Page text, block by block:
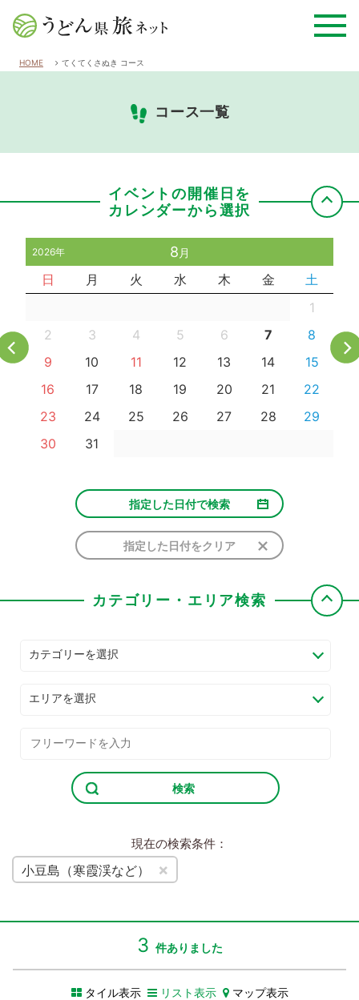
HOME てくてくさぬき コース
コース一覧
イベントの開催日を
カレンダーから選択
2026年 8 月
日 月 火 水 木 金
土
1
2
3 4 5 6 7
8
9
10 11 12 13 14
15
16
17 18 19 20 21
22
23
24 25 26 27 28
29
30
31
指定した日付で検索
指定した日付をクリア
カテゴリー・エリア検索
カテゴリーを選択
エリアを選択
検索
現在の検索条件：
小豆島（寒霞渓など） ×
3 件ありました
タイル表示 リスト表示 マップ表示